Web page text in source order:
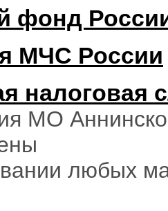
фонд
МЧС России
налоговая
МО
любых